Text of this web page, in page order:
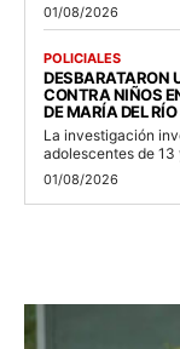
01/08/2026
POLICIALES
DESBARATARON
CONTRA NIÑOS
DE MARÍA DEL
La investigación
adolescentes de 13
01/08/2026